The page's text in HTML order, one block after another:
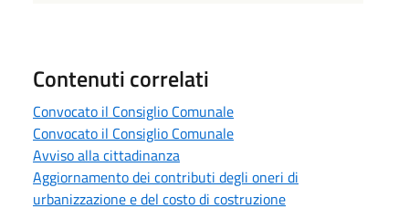
Contenuti correlati
Convocato il Consiglio Comunale
Convocato il Consiglio Comunale
Avviso alla cittadinanza
Aggiornamento dei contributi degli oneri di
urbanizzazione e del costo di costruzione